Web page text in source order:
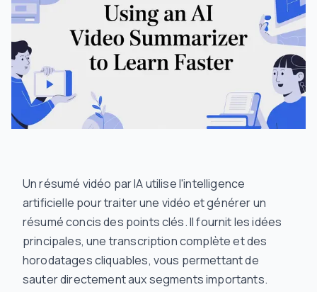
Un résumé vidéo par IA utilise l'intelligence
artificielle pour traiter une vidéo et générer un
résumé concis des points clés. Il fournit les idées
principales, une transcription complète et des
horodatages cliquables, vous permettant de
sauter directement aux segments importants.